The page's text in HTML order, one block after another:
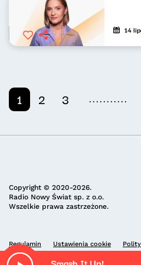
1 2 3 ...........
Copyright © 2020-2026.
Radio Nowy Świat sp. z o.o.
Wszelkie prawa zastrzeżone.
Regulamin Ustawienia cookie